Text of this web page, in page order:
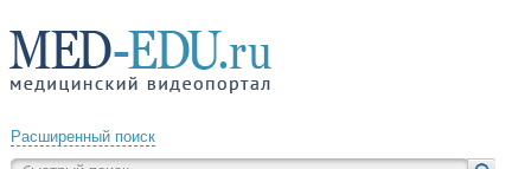
Расширенный поиск